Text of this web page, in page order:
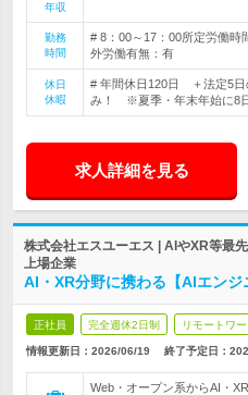
年収
勤務
時間
# 8：00～17：00所定労働時
外労働有無：有
休日
休暇
# 年間休日120日 ＋法定5
み！ ※夏季・年末年始に8
求人詳細を見る
株式会社エスユーエス | AIやXR等最
上場企業
AI・XR分野に携わる【AIエン
正社員 完全週休2日制 リモートワ
情報更新日：2026/06/19 終了予定日：
Web・オープン系からAI・